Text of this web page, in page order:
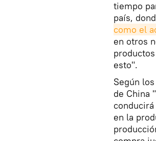
tiempo
país,
como el
en otros
esto".
Según
de China "
en la